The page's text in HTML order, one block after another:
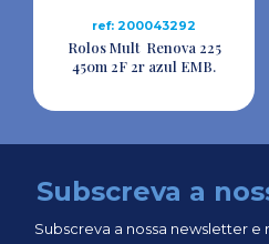
ref: 200043292
Rolos Mult Renova 225
450m 2F 2r azul EMB.
Subscreva a
Subscreva a nossa newsletter e